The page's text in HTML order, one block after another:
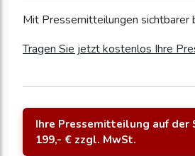
Mit Pressemitteilungen sichtbarer
Tragen Sie jetzt kostenlos Ihre
Ihre Pressemitteilung auf der
199,- € zzgl. MwSt.